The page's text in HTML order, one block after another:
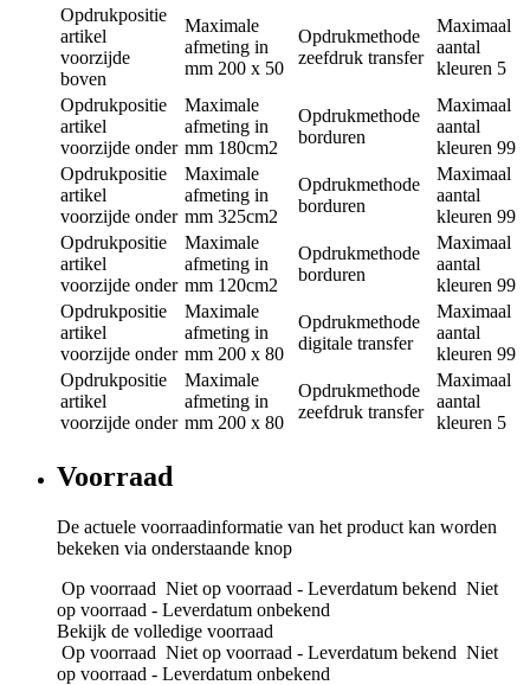
Opdrukpositie
artikel
voorzijde
boven
Maximale
afmeting in
mm 200 x 50
Opdrukmethode
zeefdruk transfer
Maximaal
aantal
kleuren 5
Opdrukpositie
artikel
voorzijde onder
Maximale
afmeting in
mm 180cm2
Opdrukmethode
borduren
Maximaal
aantal
kleuren 99
Opdrukpositie
artikel
voorzijde onder
Maximale
afmeting in
mm 325cm2
Opdrukmethode
borduren
Maximaal
aantal
kleuren 99
Opdrukpositie
artikel
voorzijde onder
Maximale
afmeting in
mm 120cm2
Opdrukmethode
borduren
Maximaal
aantal
kleuren 99
Opdrukpositie
artikel
voorzijde onder
Maximale
afmeting in
mm 200 x 80
Opdrukmethode
digitale transfer
Maximaal
aantal
kleuren 99
Opdrukpositie
artikel
voorzijde onder
Maximale
afmeting in
mm 200 x 80
Opdrukmethode
zeefdruk transfer
Maximaal
aantal
kleuren 5
Voorraad
De actuele voorraadinformatie van het product kan worden
bekeken via onderstaande knop
Op voorraad Niet op voorraad - Leverdatum bekend Niet
op voorraad - Leverdatum onbekend
Bekijk de volledige voorraad
Op voorraad Niet op voorraad - Leverdatum bekend Niet
op voorraad - Leverdatum onbekend